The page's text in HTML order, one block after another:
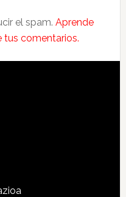
el spam. Aprende
tus comentarios.